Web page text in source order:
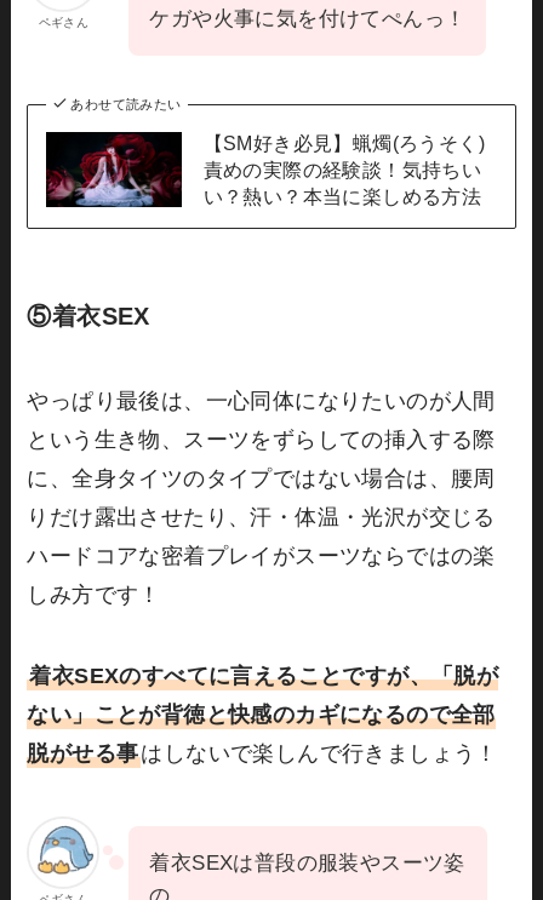
ペギさん
ケガや火事に気を付けてぺんっ！
あわせて読みたい
【SM好き必見】蝋燭(ろうそく)
責めの実際の経験談！気持ちい
い？熱い？本当に楽しめる方法
⑤着衣SEX
やっぱり最後は、一心同体になりたいのが人間
という生き物、スーツをずらしての挿入する際
に、全身タイツのタイプではない場合は、腰周
りだけ露出させたり、汗・体温・光沢が交じる
ハードコアな密着プレイがスーツならではの楽
しみ方です！
着衣SEXのすべてに言えることですが、「脱が
ない」ことが背徳と快感のカギになるので全部
脱がせる事はしないで楽しんで行きましょう！
着衣SEXは普段の服装やスーツ姿